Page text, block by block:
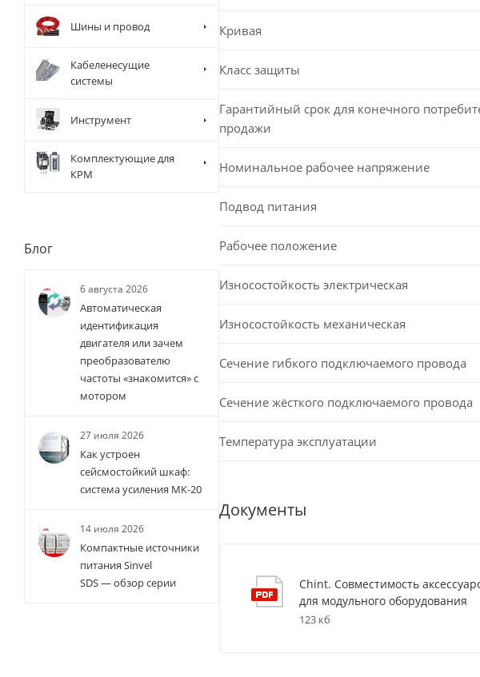
Кривая
Класс защиты
Гарантийный срок для конечного
продажи
Номинальное рабочее напряжение
Подвод питания
Рабочее положение
Износостойкость электрическая
Износостойкость механическая
Сечение гибкого подключаемого провода
Сечение жёсткого подключаемого провода
Температура эксплуатации
Документы
Chint. Совместимость
для модульного оборудования
123 кб
Шины и провод
Кабеленесущие
системы
Инструмент
Комплектующие для
КРМ
Блог
6 августа 2026
Автоматическая
идентификация
двигателя или зачем
преобразователю
частоты «знакомится» с
мотором
27 июля 2026
Как устроен
сейсмостойкий шкаф:
система усиления МК-20
14 июля 2026
Компактные источники
питания Sinvel
SDS — обзор серии